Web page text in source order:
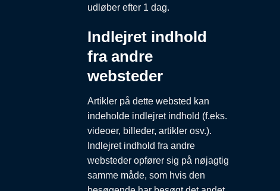
udløber efter 1 dag.
Indlejret indhold
fra andre
websteder
Artikler på dette websted kan
indeholde indlejret indhold (f.eks.
videoer, billeder, artikler osv.).
Indlejret indhold fra andre
websteder opfører sig på nøjagtig
samme måde, som hvis den